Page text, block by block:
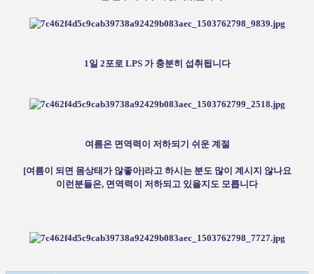
1일 2포로 LPS 가 충분히 섭취됩니다
여름은 면역력이 저하되기 쉬운 계절
[여름이 되면 몸상태가 않좋아]라고 하시는 분도 많이 계시지 않나요
이런분들은, 면역력이 저하되고 있을지도 모릅니다